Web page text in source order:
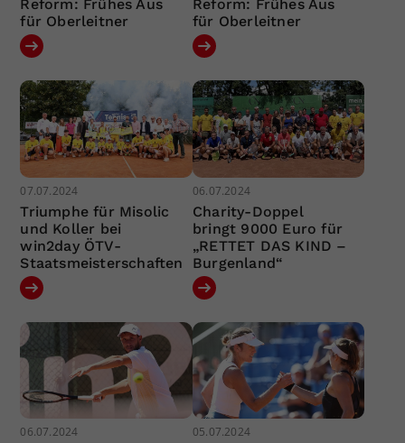
Reform: Frühes Aus
für Oberleitner
Reform: Frühes Aus
für Oberleitner
07.07.2024
Triumphe für Misolic
und Koller bei
win2day ÖTV-
Staatsmeisterschaften
06.07.2024
Charity-Doppel
bringt 9000 Euro für
„RETTET DAS KIND –
Burgenland“
06.07.2024 05.07.2024